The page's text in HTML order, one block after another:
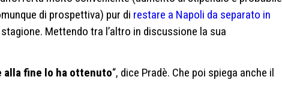
di prospettiva) pur di restare a Napoli da separato in
Mettendo tra l’altro in discussione la sua
alla fine lo ha ottenuto“, dice Pradè. Che poi spiega anche il